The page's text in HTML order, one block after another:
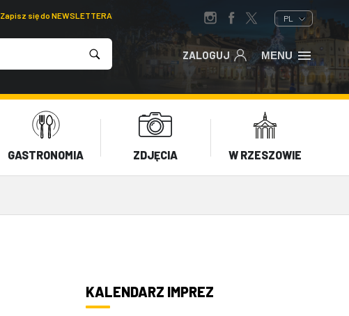
Zapisz się do NEWSLETTERA PL
ZALOGUJ MENU
GASTRONOMIA ZDJĘCIA W RZESZOWIE
KALENDARZ IMPREZ